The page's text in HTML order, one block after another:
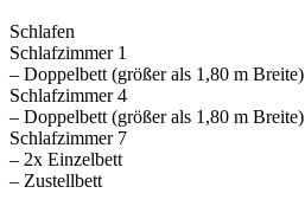
Schlafen
Schlafzimmer 1
– Doppelbett (größer als 1,80 m Breite)
Schlafzimmer 4
– Doppelbett (größer als 1,80 m Breite)
Schlafzimmer 7
– 2x Einzelbett
– Zustellbett